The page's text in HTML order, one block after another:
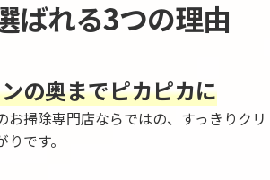
ばれる3つの理由
の奥までピカピカに
お掃除専門店ならではの、すっきりクリ
です。